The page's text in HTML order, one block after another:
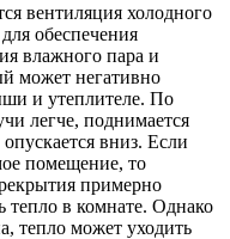
вентиляция холодного
обеспечения
влажного пара и
может негативно
и утеплителе. По
легче, поднимается
вниз. Если
помещение, то
примерно
тепло в комнате. Однако
тепло может уходить